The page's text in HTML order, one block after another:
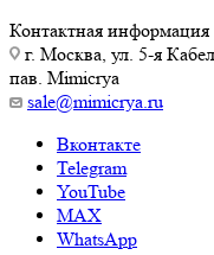
Контактная информация
г. Москва, ул. 5-я
пав. Mimicrya
sale@mimicrya.ru
Вконтакте
Telegram
YouTube
MAX
WhatsApp